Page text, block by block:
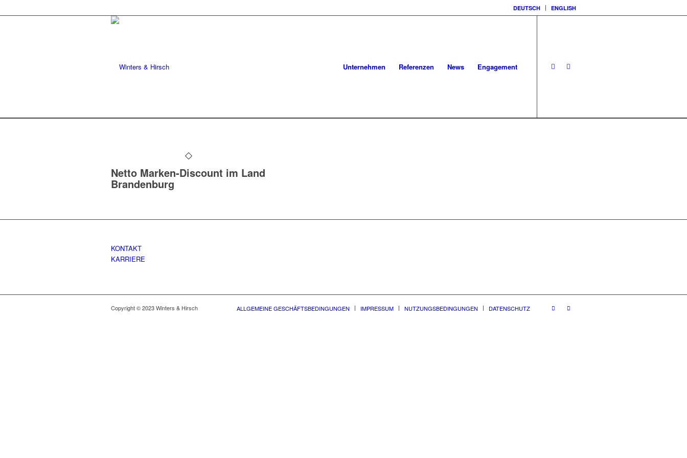
DEUTSCH ENGLISH
Unternehmen Referenzen News Engagement
Netto Marken-Discount im Land
Brandenburg
KONTAKT
KARRIERE
Copyright © 2023 Winters & Hirsch ALLGEMEINE GESCHÄFTSBEDINGUNGEN IMPRESSUM NUTZUNGSBEDINGUNGEN DATENSCHUTZ